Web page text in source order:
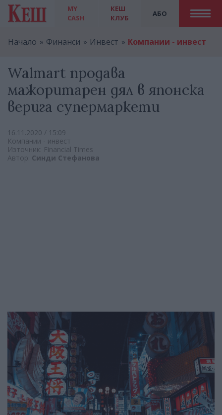
MY
CASH
АБО
КЕШ
КЛУБ
Начало Финанси Инвест Компании - инвест
Walmart продава
мажоритарен дял в японска
верига супермаркети
16.11.2020 / 15:09
Компании - инвест
Източник: Financial Times
Автор: Синди Стефанова